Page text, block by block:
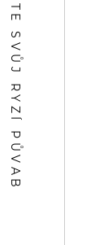
OBJEVTE SVŮJ RYZÍ PŮVAB